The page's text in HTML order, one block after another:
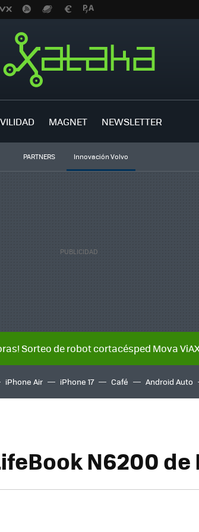
MAGNET NEWSLETTER
PARTNERS Innovación Volvo
Sorteo de robot cortacésped Mova
iPhone Air iPhone 17 Café Android Auto
N6200